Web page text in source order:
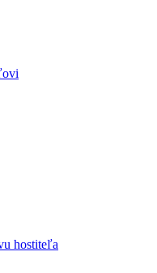
hostiteľa